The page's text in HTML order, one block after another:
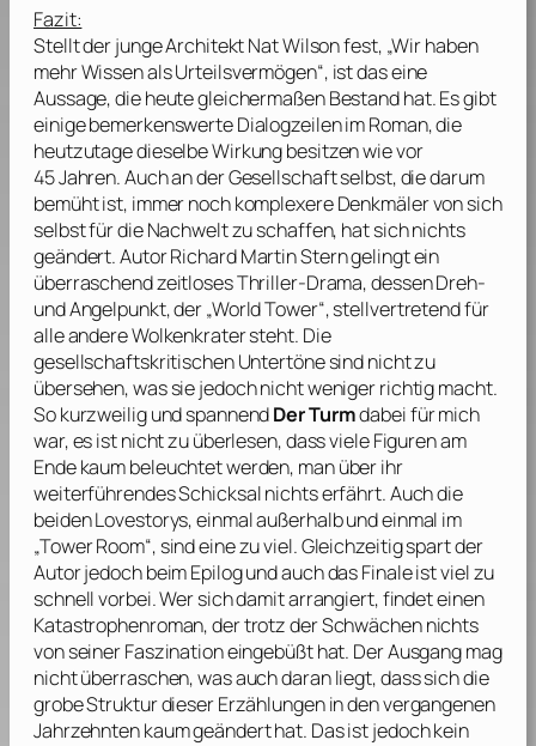
Fazit:
Stellt der junge Architekt Nat Wilson fest, „Wir haben
mehr Wissen als Urteilsvermögen“, ist das eine
Aussage, die heute gleichermaßen Bestand hat. Es gibt
einige bemerkenswerte Dialogzeilen im Roman, die
heutzutage dieselbe Wirkung besitzen wie vor
45 Jahren. Auch an der Gesellschaft selbst, die darum
bemüht ist, immer noch komplexere Denkmäler von sich
selbst für die Nachwelt zu schaffen, hat sich nichts
geändert. AutorRichard Martin Sterngelingt ein
überraschend zeitloses Thriller-Drama, dessen Dreh-
und Angelpunkt, der „World Tower“, stellvertretend für
alle andere Wolkenkrater steht. Die
gesellschaftskritischen Untertöne sind nicht zu
übersehen, was sie jedoch nicht weniger richtig macht.
So kurzweilig und spannendDer Turmdabei für mich
war, es ist nicht zu überlesen, dass viele Figuren am
Ende kaum beleuchtet werden, man über ihr
weiterführendes Schicksal nichts erfährt. Auch die
beiden Lovestorys, einmal außerhalb und einmal im
„Tower Room“, sind eine zu viel. Gleichzeitig spart der
Autor jedoch beim Epilog und auch das Finale ist viel zu
schnell vorbei. Wer sich damit arrangiert, findet einen
Katastrophenroman, der trotz der Schwächen nichts
von seiner Faszination eingebüßt hat. Der Ausgang mag
nicht überraschen, was auch daran liegt, dass sich die
grobe Struktur dieser Erzählungen in den vergangenen
Jahrzehnten kaum geändert hat. Das ist jedoch kein